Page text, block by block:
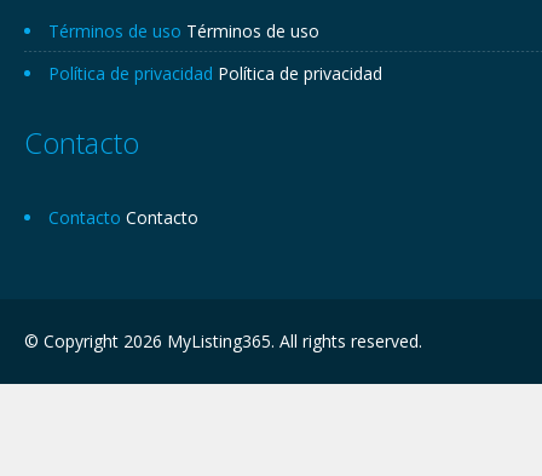
Términos de uso Términos de uso
Política de privacidad Política de privacidad
Contacto
Contacto Contacto
© Copyright 2026 MyListing365. All rights reserved.